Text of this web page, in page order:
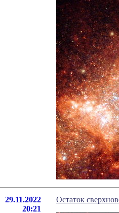
29.11.2022
20:21
Остаток